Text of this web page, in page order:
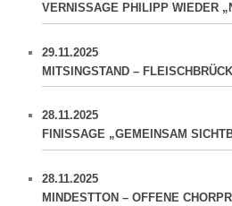
VERNISSAGE PHILIPP WIEDER
29.11.2025
MITSINGSTAND –
28.11.2025
FINISSAGE „GEMEINSAM
28.11.2025
MINDESTTON – OFFENE